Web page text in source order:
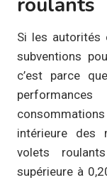
Si les autorités
subventions
c’est parce
intérieure des
volets
supérieure à